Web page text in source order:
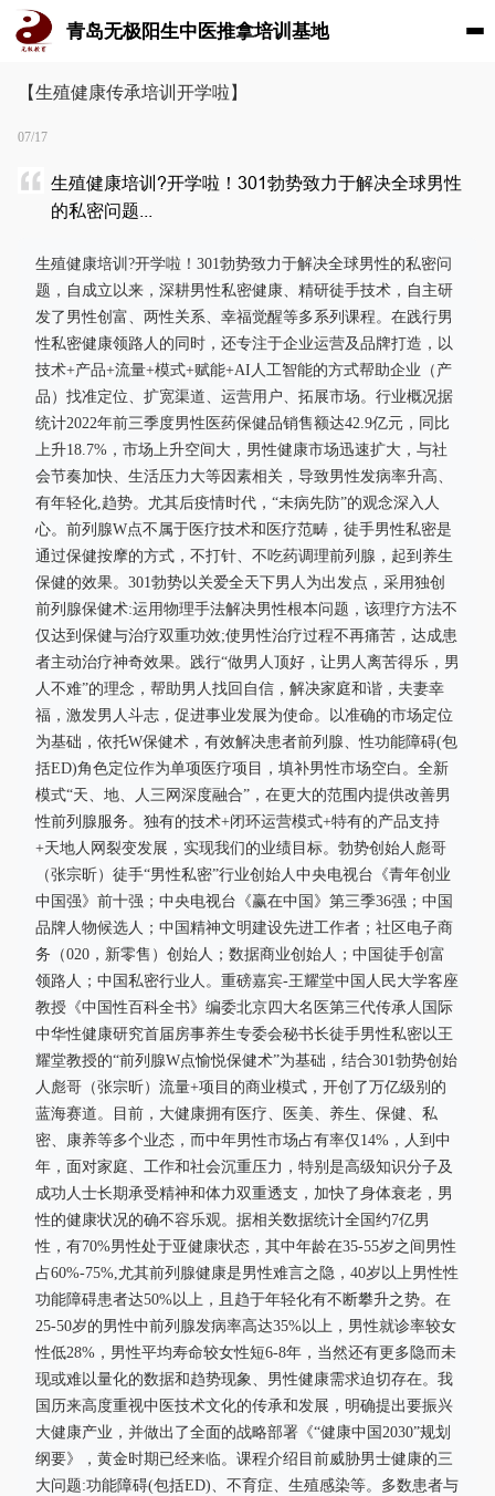
青岛无极阳生中医推拿培训基地
【生殖健康传承培训开学啦】
07/17
生殖健康培训?开学啦！301勃势致力于解决全球男性
的私密问题...
生殖健康培训?开学啦！301勃势致力于解决全球男性的私密问
题，自成立以来，深耕男性私密健康、精研徒手技术，自主研
发了男性创富、两性关系、幸福觉醒等多系列课程。在践行男
性私密健康领路人的同时，还专注于企业运营及品牌打造，以
技术+产品+流量+模式+赋能+AI人工智能的方式帮助企业（产
品）找准定位、扩宽渠道、运营用户、拓展市场。行业概况据
统计2022年前三季度男性医药保健品销售额达42.9亿元，同比
上升18.7%，市场上升空间大，男性健康市场迅速扩大，与社
会节奏加快、生活压力大等因素相关，导致男性发病率升高、
有年轻化,趋势。尤其后疫情时代，“未病先防”的观念深入人
心。前列腺W点不属于医疗技术和医疗范畴，徒手男性私密是
通过保健按摩的方式，不打针、不吃药调理前列腺，起到养生
保健的效果。301勃势以关爱全天下男人为出发点，采用独创
前列腺保健术:运用物理手法解决男性根本问题，该理疗方法不
仅达到保健与治疗双重功效;使男性治疗过程不再痛苦，达成患
者主动治疗神奇效果。践行“做男人顶好，让男人离苦得乐，男
人不难”的理念，帮助男人找回自信，解决家庭和谐，夫妻幸
福，激发男人斗志，促进事业发展为使命。以准确的市场定位
为基础，依托W保健术，有效解决患者前列腺、性功能障碍(包
括ED)角色定位作为单项医疗项目，填补男性市场空白。全新
模式“天、地、人三网深度融合”，在更大的范围内提供改善男
性前列腺服务。独有的技术+闭环运营模式+特有的产品支持
+天地人网裂变发展，实现我们的业绩目标。勃势创始人彪哥
（张宗昕）徒手“男性私密”行业创始人中央电视台《青年创业
中国强》前十强；中央电视台《赢在中国》第三季36强；中国
品牌人物候选人；中国精神文明建设先进工作者；社区电子商
务（020，新零售）创始人；数据商业创始人；中国徒手创富
领路人；中国私密行业人。重磅嘉宾-王耀堂中国人民大学客座
教授《中国性百科全书》编委北京四大名医第三代传承人国际
中华性健康研究首届房事养生专委会秘书长徒手男性私密以王
耀堂教授的“前列腺W点愉悦保健术”为基础，结合301勃势创始
人彪哥（张宗昕）流量+项目的商业模式，开创了万亿级别的
蓝海赛道。目前，大健康拥有医疗、医美、养生、保健、私
密、康养等多个业态，而中年男性市场占有率仅14%，人到中
年，面对家庭、工作和社会沉重压力，特别是高级知识分子及
成功人士长期承受精神和体力双重透支，加快了身体衰老，男
性的健康状况的确不容乐观。据相关数据统计全国约7亿男
性，有70%男性处于亚健康状态，其中年龄在35-55岁之间男性
占60%-75%,尤其前列腺健康是男性难言之隐，40岁以上男性性
功能障碍患者达50%以上，且趋于年轻化有不断攀升之势。在
25-50岁的男性中前列腺发病率高达35%以上，男性就诊率较女
性低28%，男性平均寿命较女性短6-8年，当然还有更多隐而未
现或难以量化的数据和趋势现象、男性健康需求迫切存在。我
国历来高度重视中医技术文化的传承和发展，明确提出要振兴
大健康产业，并做出了全面的战略部署《“健康中国2030”规划
纲要》，黄金时期已经来临。课程介绍目前威胁男士健康的三
大问题:功能障碍(包括ED)、不育症、生殖感染等。多数患者与